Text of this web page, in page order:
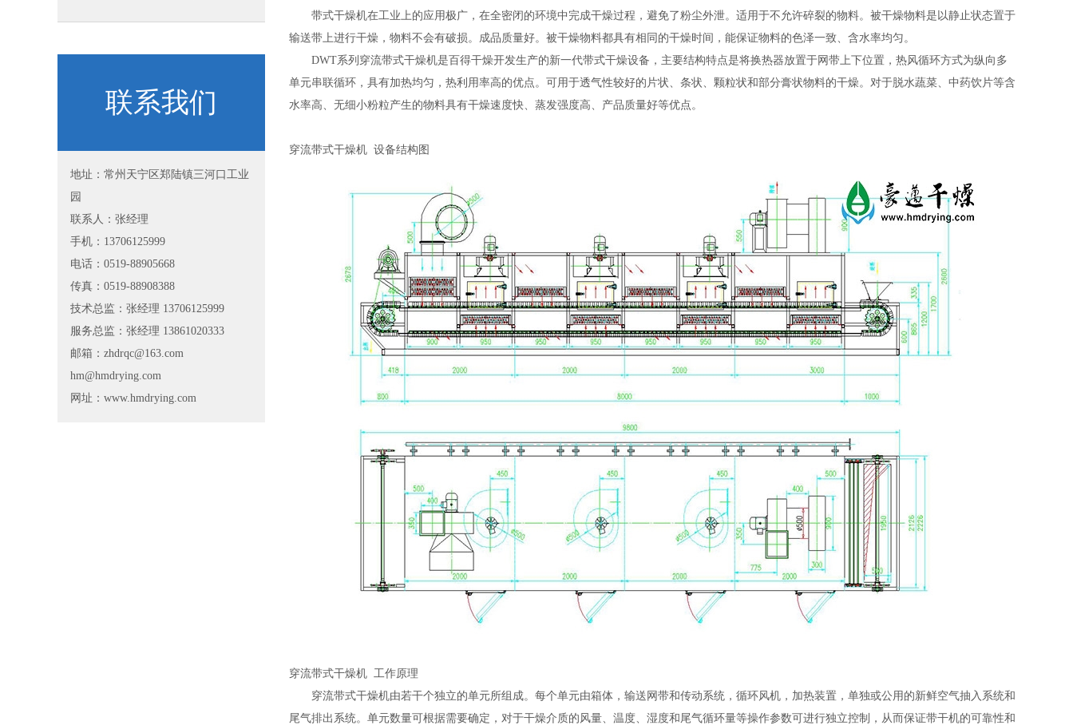
联系我们
地址：常州天宁区郑陆镇三河口工业
园
联系人：张经理
手机：13706125999
电话：0519-88905668
传真：0519-88908388
技术总监：张经理 13706125999
服务总监：张经理 13861020333
邮箱：zhdrqc@163.com
hm@hmdrying.com
网址：www.hmdrying.com
带式干燥机在工业上的应用极广，在全密闭的环境中完成干燥过程，避免了粉尘外泄。适用于不允许碎裂的物料。被干燥物料是以静止状态置于
输送带上进行干燥，物料不会有破损。成品质量好。被干燥物料都具有相同的干燥时间，能保证物料的色泽一致、含水率均匀。
DWT系列穿流带式干燥机是百得干燥开发生产的新一代带式干燥设备，主要结构特点是将换热器放置于网带上下位置，热风循环方式为纵向多
单元串联循环，具有加热均匀，热利用率高的优点。可用于透气性较好的片状、条状、颗粒状和部分膏状物料的干燥。对于脱水蔬菜、中药饮片等含
水率高、无细小粉粒产生的物料具有干燥速度快、蒸发强度高、产品质量好等优点。
穿流带式干燥机 设备结构图
穿流带式干燥机 工作原理
穿流带式干燥机由若干个独立的单元所组成。每个单元由箱体，输送网带和传动系统，循环风机，加热装置，单独或公用的新鲜空气抽入系统和
尾气排出系统。单元数量可根据需要确定，对于干燥介质的风量、温度、湿度和尾气循环量等操作参数可进行独立控制，从而保证带干机的可靠性和